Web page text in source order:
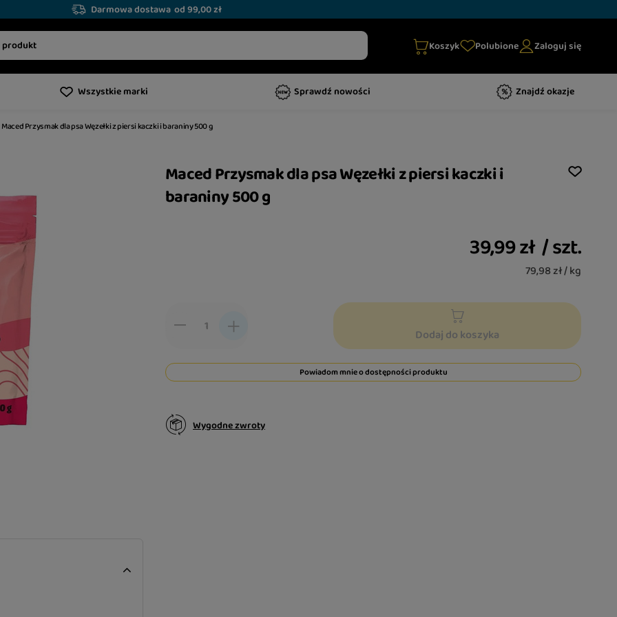
Darmowa dostawa od 99,00 zł
Koszyk Polubione Zaloguj się
Wszystkie marki Sprawdź nowości Znajdź okazje
Maced Przysmak dla psa Węzełki z piersi kaczki i baraniny 500 g
Maced Przysmak dla psa Węzełki z piersi kaczki i
baraniny 500 g
39,99 zł /szt.
79,98 zł / kg
Dodaj do koszyka
Powiadom mnie o dostępności produktu
Wygodne zwroty